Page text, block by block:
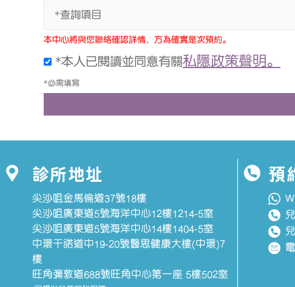
*查詢項目
本中心將與您聯絡確認詳情，方為確實是次預約。
*本人已閱讀並同意有關私隱政策聲明。
*必需填寫
診所地址
尖沙咀金馬倫道37號18樓
尖沙咀廣東道5號海洋中心12樓1214-5室
尖沙咀廣東道5號海洋中心14樓1404-5室
中環干諾道中19-20號醫思健康大樓(中環)7
樓
旺角彌敦道688號旺角中心第一座 5樓502室
預